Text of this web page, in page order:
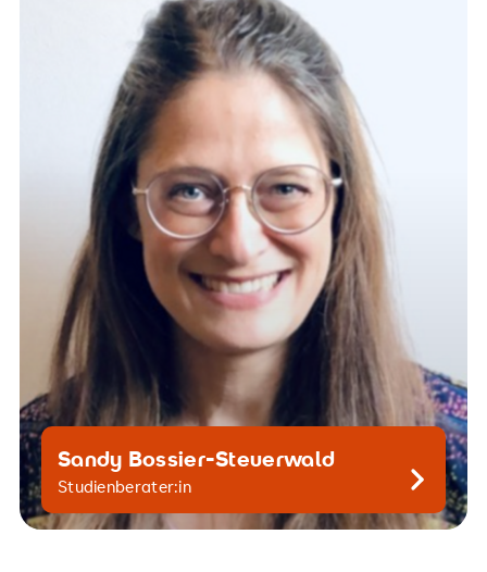
Sandy Bossier-Steuerwald
Studienberater:in
sandy.bossier-steuerwald@srh.de
+49 30 515650 203
Kontaktiere mich gern